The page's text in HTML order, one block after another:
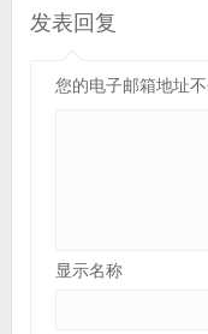
发表回复
您的电子邮箱地址不
显示名称